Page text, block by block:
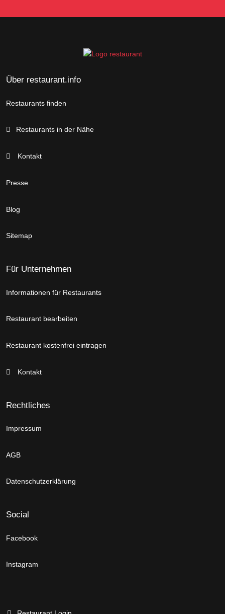
Über restaurant.info
Restaurants finden
Restaurants in der Nähe
Kontakt
Presse
Blog
Sitemap
Für Unternehmen
Informationen für Restaurants
Restaurant bearbeiten
Restaurant kostenfrei eintragen
Kontakt
Rechtliches
Impressum
AGB
Datenschutzerklärung
Social
Facebook
Instagram